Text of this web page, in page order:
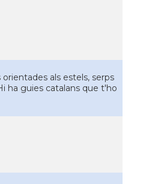
als estels, serps
ha guies catalans que t'ho